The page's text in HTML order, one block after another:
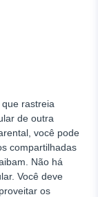
rastreia
de outra
você pode
compartilhadas
Não há
Você deve
os